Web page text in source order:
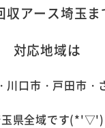
収アース埼玉
対応地域は
川口市・戸田市・
県全域です(*'▽')